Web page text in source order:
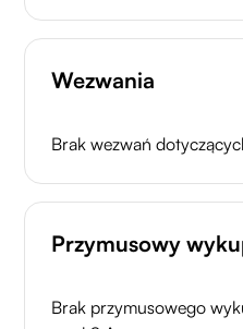
Wezwania
Brak wezwań
Przymusowy
Brak przymusowego